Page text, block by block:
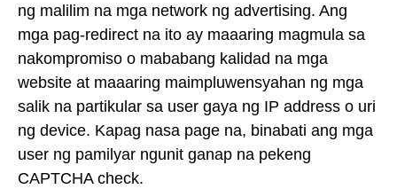
ng malilim na mga network ng advertising. Ang
mga pag-redirect na ito ay maaaring magmula sa
nakompromiso o mababang kalidad na mga
website at maaaring maimpluwensyahan ng mga
salik na partikular sa user gaya ng IP address o uri
ng device. Kapag nasa page na, binabati ang mga
user ng pamilyar ngunit ganap na pekeng
CAPTCHA check.